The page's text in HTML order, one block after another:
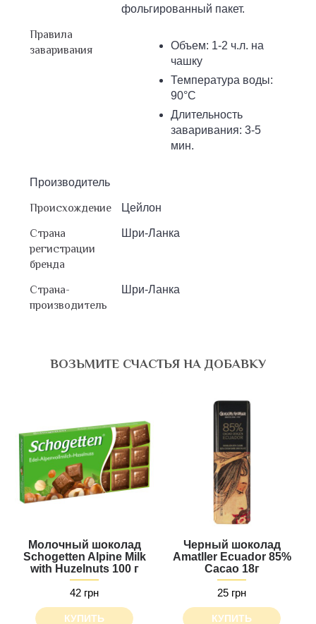
фольгированный пакет.
Правила
заваривания
Объем: 1-2 ч.л. на
чашку
Температура воды:
90°С
Длительность
заваривания: 3-5
мин.
Производитель
Происхождение Цейлон
Страна
регистрации
бренда
Шри-Ланка
Страна-
производитель
Шри-Ланка
ВОЗЬМИТЕ СЧАСТЬЯ НА ДОБАВКУ
Молочный шоколад
Schogetten Alpine Milk
with Huzelnuts 100 г
42 грн
КУПИТЬ
Черный шоколад
Amatller Ecuador 85%
Cacao 18г
25 грн
КУПИТЬ